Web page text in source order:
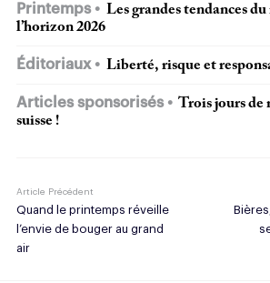
Printemps
Les grandes tendances
l’horizon 2026
Éditoriaux Liberté, risque et
Articles sponsorisés
Trois jours de
suisse !
Article Précédent
Quand le printemps réveille
l’envie de bouger au grand
air